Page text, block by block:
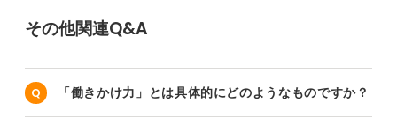
その他関連Q&A
「働きかけ力」とは具体的にどのようなものですか？